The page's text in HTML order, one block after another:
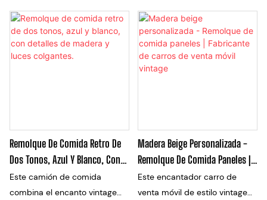
madera y diseño de doble eje,
irradia un encanto retro. Con
una amplia zona de servicio y
un toldo extendido, es ideal
combinando una estética
cálida y atractiva con la
funcionalidad práctica de un
servicio de catering móvil.
exterior bicolor azul y blanco
con detalles en marrón y un
estante de madera. Diseñado
para la venta ambulante con
un toque nostálgico, es
mercados, festivales o barrios
pintorescos, combinando una
estética clásica con un diseño
funcional para una experiencia
encantadora para el cliente.
Remolque De Comida Retro De
Dos Tonos, Azul Y Blanco, Con
Detalles De Madera Y Luces
Colgantes.
Este camión de comida
combina el encanto vintage
Madera Beige Personalizada -
Remolque De Comida Paneles |
Fabricante De Carros De Venta
Móvil Vintage
Este encantador carro de
venta móvil de estilo vintage